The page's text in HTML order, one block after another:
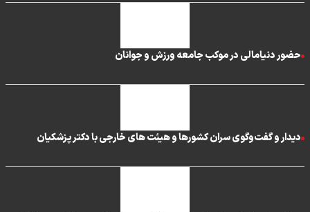
حضور دنیامالی در موکب جامعه ورزش و جوانان
دیدار و گفت‌وگوی سران کشورها و هیئت های خارجی با دکتر پزشکیان